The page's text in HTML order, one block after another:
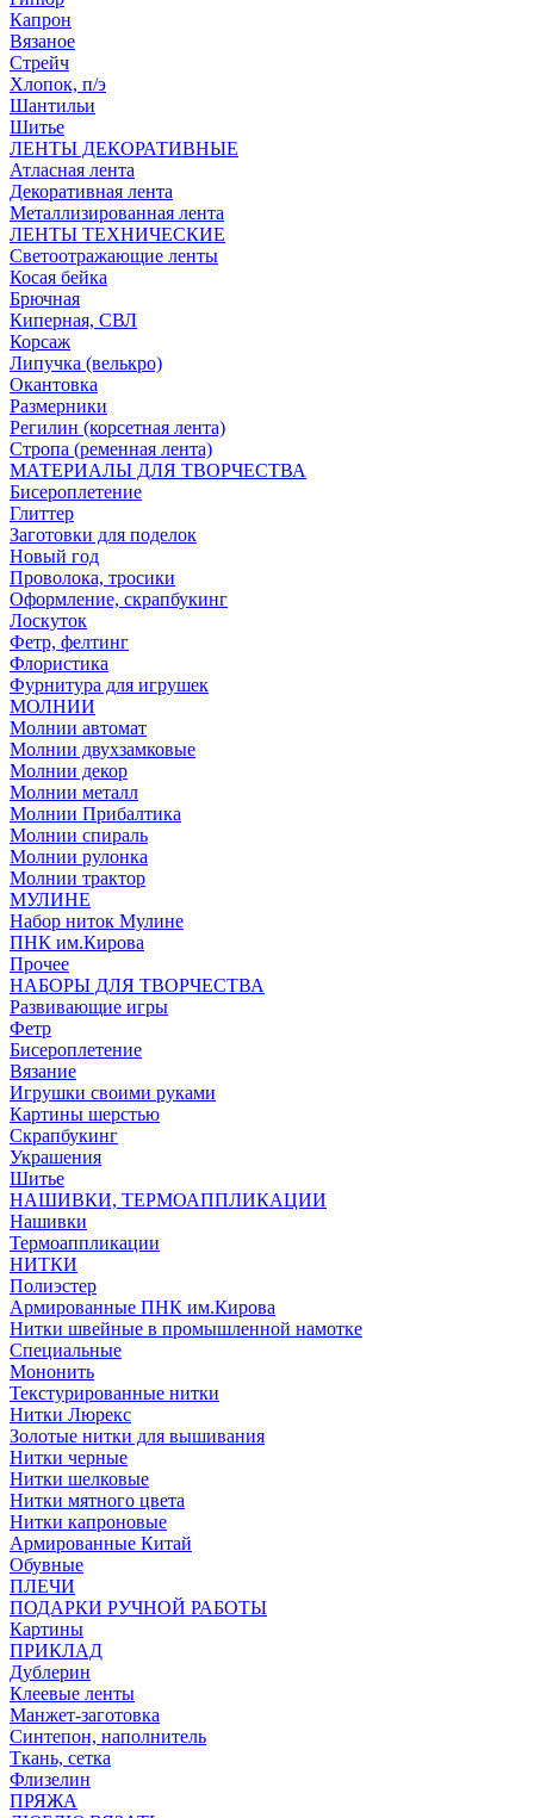
Капрон
Вязаное
Стрейч
Хлопок, п/э
Шантильи
Шитье
ЛЕНТЫ ДЕКОРАТИВНЫЕ
Атласная лента
Декоративная лента
Металлизированная лента
ЛЕНТЫ ТЕХНИЧЕСКИЕ
Светоотражающие ленты
Косая бейка
Брючная
Киперная, СВЛ
Корсаж
Липучка (велькро)
Окантовка
Размерники
Регилин (корсетная лента)
Стропа (ременная лента)
МАТЕРИАЛЫ ДЛЯ ТВОРЧЕСТВА
Бисероплетение
Глиттер
Заготовки для поделок
Новый год
Проволока, тросики
Оформление, скрапбукинг
Лоскуток
Фетр, фелтинг
Флористика
Фурнитура для игрушек
МОЛНИИ
Молнии автомат
Молнии двухзамковые
Молнии декор
Молнии металл
Молнии Прибалтика
Молнии спираль
Молнии рулонка
Молнии трактор
МУЛИНЕ
Набор ниток Мулине
ПНК им.Кирова
Прочее
НАБОРЫ ДЛЯ ТВОРЧЕСТВА
Развивающие игры
Фетр
Бисероплетение
Вязание
Игрушки своими руками
Картины шерстью
Скрапбукинг
Украшения
Шитье
НАШИВКИ, ТЕРМОАППЛИКАЦИИ
Нашивки
Термоаппликации
НИТКИ
Полиэстер
Армированные ПНК им.Кирова
Нитки швейные в промышленной намотке
Специальные
Мононить
Текстурированные нитки
Нитки Люрекс
Золотые нитки для вышивания
Нитки черные
Нитки шелковые
Нитки мятного цвета
Нитки капроновые
Армированные Китай
Обувные
ПЛЕЧИ
ПОДАРКИ РУЧНОЙ РАБОТЫ
Картины
ПРИКЛАД
Дублерин
Клеевые ленты
Манжет-заготовка
Синтепон, наполнитель
Ткань, сетка
Флизелин
ПРЯЖА